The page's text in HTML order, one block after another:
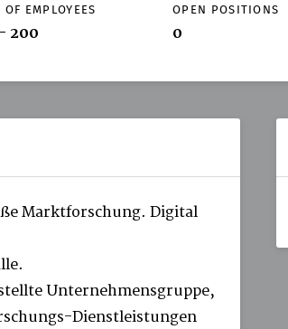
OF EMPLOYEES
200
OPEN POSITIONS
0
Marktforschung. Digital
Unternehmensgruppe,
Dienstleistungen